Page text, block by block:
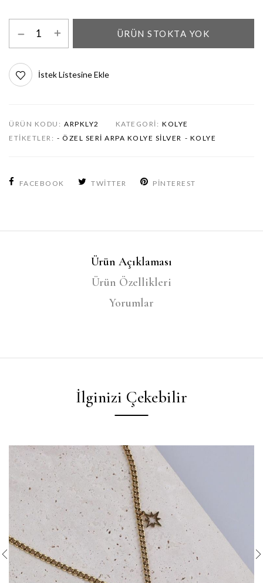
ÜRÜN STOKTA YOK
İstek Listesine Ekle
ÜRÜN KODU: ARPKLY2 KATEGORI: KOLYE
ETIKETLER: - ÖZEL SERI ARPA KOLYE SILVER - KOLYE
FACEBOOK TWITTER PINTEREST
Ürün Açıklaması
Ürün Özellikleri
Yorumlar
İlginizi Çekebilir